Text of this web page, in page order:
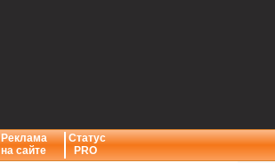
Реклама
на сайте
Статус
PRO